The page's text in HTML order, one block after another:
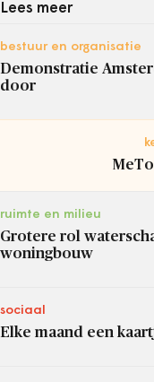
Lees meer
bestuur en organisatie
Demonstratie
door
ruimte en milieu
Grotere rol
woningbouw
sociaal
Elke maand een